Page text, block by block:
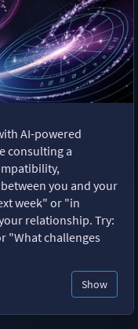
AI-powered
consulting a
you and your
week" or "in
relationship. Try:
"What challenges
Show